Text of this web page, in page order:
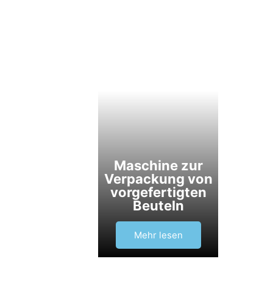
Maschine zur
Verpackung von
vorgefertigten
Beuteln
Mehr lesen